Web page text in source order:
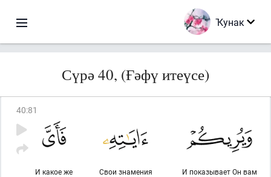
Ҡунак
Сүрә 40, (Ғәфү итеүсе)
40:81
И показывает Он вам
Свои знамения
И какое же